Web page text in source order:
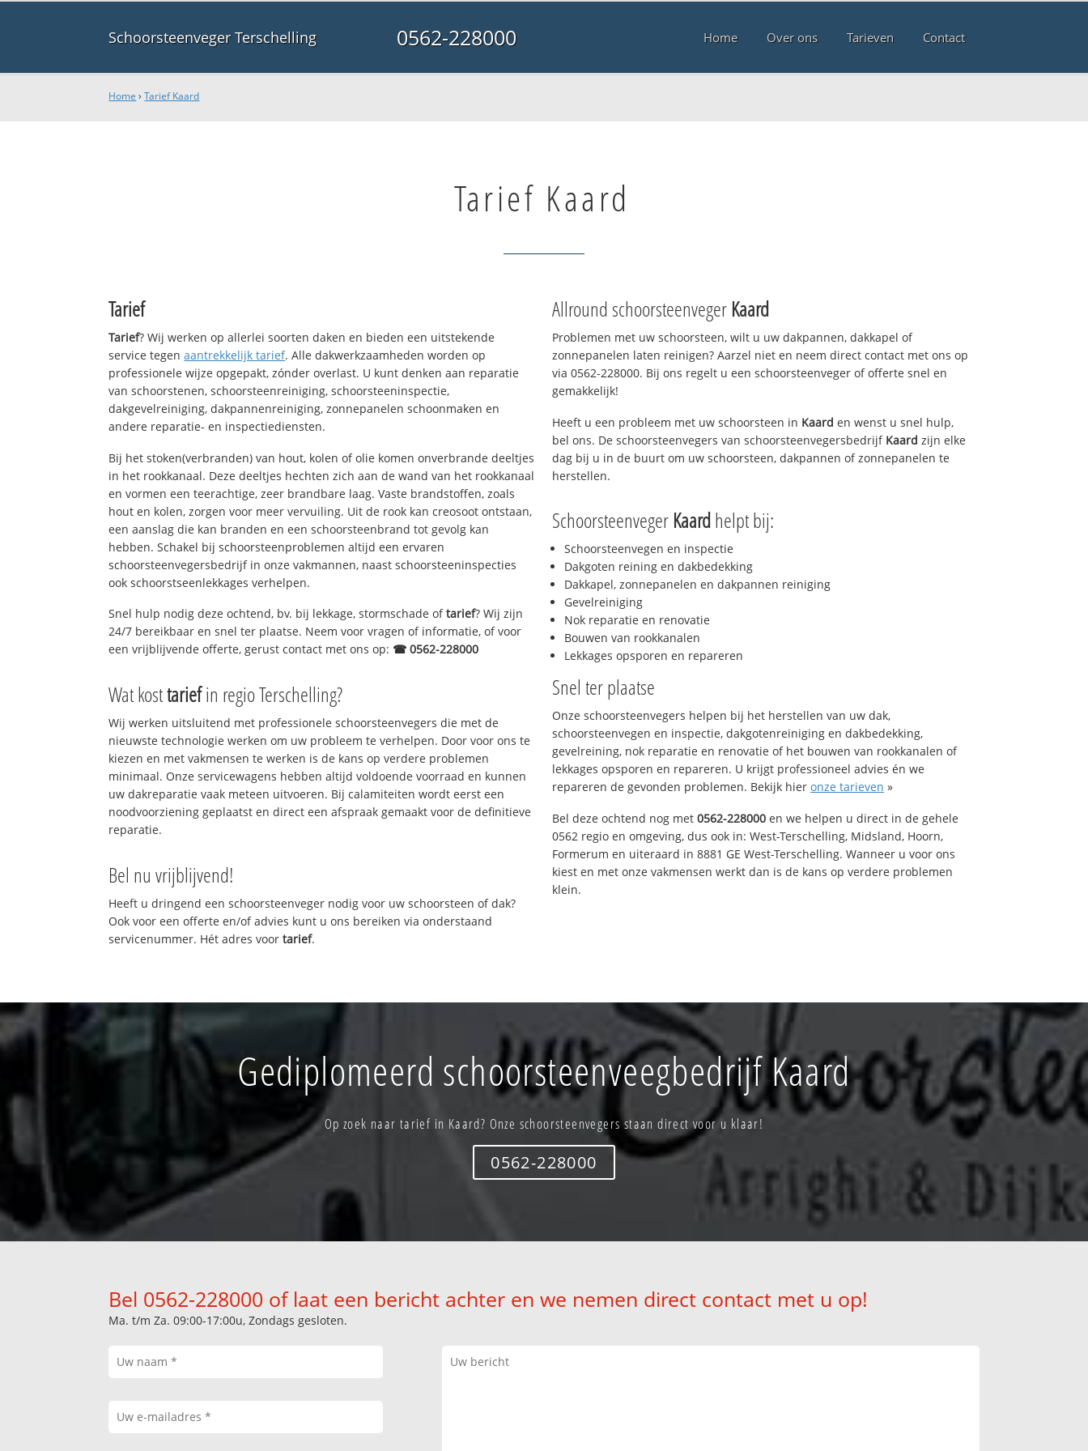
Schoorsteenveger Terschelling 0562-228000 Home Over ons Tarieven Contact
Home ›Tarief Kaard
Tarief Kaard
Tarief
Tarief? Wij werken op allerlei soorten daken en bieden een uitstekende
service tegenaantrekkelijk tarief. Alle dakwerkzaamheden worden op
professionele wijze opgepakt, zónder overlast. U kunt denken aan reparatie
van schoorstenen, schoorsteenreiniging, schoorsteeninspectie,
dakgevelreiniging, dakpannenreiniging, zonnepanelen schoonmaken en
andere reparatie- en inspectiediensten.
Bij het stoken(verbranden) van hout, kolen of olie komen onverbrande deeltjes
in het rookkanaal. Deze deeltjes hechten zich aan de wand van het rookkanaal
en vormen een teerachtige, zeer brandbare laag. Vaste brandstoffen, zoals
hout en kolen, zorgen voor meer vervuiling. Uit de rook kan creosoot ontstaan,
een aanslag die kan branden en een schoorsteenbrand tot gevolg kan
hebben. Schakel bij schoorsteenproblemen altijd een ervaren
schoorsteenvegersbedrijf in onze vakmannen, naast schoorsteeninspecties
ook schoorstseenlekkages verhelpen.
Snel hulp nodig deze ochtend, bv. bij lekkage, stormschade oftarief? Wij zijn
24/7 bereikbaar en snel ter plaatse. Neem voor vragen of informatie, of voor
een vrijblijvende offerte, gerust contact met ons op: ☎ 0562-228000
Wat kosttariefin regio Terschelling?
Wij werken uitsluitend met professionele schoorsteenvegers die met de
nieuwste technologie werken om uw probleem te verhelpen. Door voor ons te
kiezen en met vakmensen te werken is de kans op verdere problemen
minimaal. Onze servicewagens hebben altijd voldoende voorraad en kunnen
uw dakreparatie vaak meteen uitvoeren. Bij calamiteiten wordt eerst een
noodvoorziening geplaatst en direct een afspraak gemaakt voor de definitieve
reparatie.
Bel nu vrijblijvend!
Heeft u dringend een schoorsteenveger nodig voor uw schoorsteen of dak?
Ook voor een offerte en/of advies kunt u ons bereiken via onderstaand
servicenummer. Hét adres voortarief.
Allround schoorsteenveger Kaard
Problemen met uw schoorsteen, wilt u uw dakpannen, dakkapel of
zonnepanelen laten reinigen? Aarzel niet en neem direct contact met ons op
via 0562-228000. Bij ons regelt u een schoorsteenveger of offerte snel en
gemakkelijk!
Heeft u een probleem met uw schoorsteen in Kaard en wenst u snel hulp,
bel ons. De schoorsteenvegers van schoorsteenvegersbedrijf Kaard zijn elke
dag bij u in de buurt om uw schoorsteen, dakpannen of zonnepanelen te
herstellen.
Schoorsteenveger Kaardhelpt bij:
Schoorsteenvegen en inspectie
Dakgoten reining en dakbedekking
Dakkapel, zonnepanelen en dakpannen reiniging
Gevelreiniging
Nok reparatie en renovatie
Bouwen van rookkanalen
Lekkages opsporen en repareren
Snel ter plaatse
Onze schoorsteenvegers helpen bij het herstellen van uw dak,
schoorsteenvegen en inspectie, dakgotenreiniging en dakbedekking,
gevelreining, nok reparatie en renovatie of het bouwen van rookkanalen of
lekkages opsporen en repareren. U krijgt professioneel advies én we
repareren de gevonden problemen. Bekijk hier onze tarieven »
Bel deze ochtend nog met 0562-228000 en we helpen u direct in de gehele
0562 regio en omgeving, dus ook in: West-Terschelling, Midsland, Hoorn,
Formerum en uiteraard in 8881 GE West-Terschelling. Wanneer u voor ons
kiest en met onze vakmensen werkt dan is de kans op verdere problemen
klein.
Gediplomeerd schoorsteenveegbedrijf Kaard
Op zoek naar tarief in Kaard? Onze schoorsteenvegers staan direct voor u klaar!
0562-228000
Bel 0562-228000 of laat een bericht achter en we nemen direct contact met u op!
Ma. t/m Za. 09:00-17:00u, Zondags gesloten.